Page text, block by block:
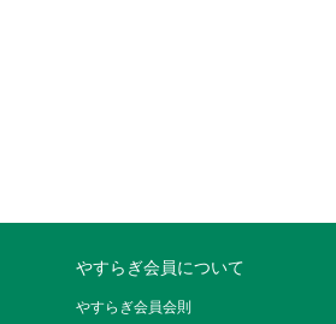
やすらぎ会員について
やすらぎ会員会則